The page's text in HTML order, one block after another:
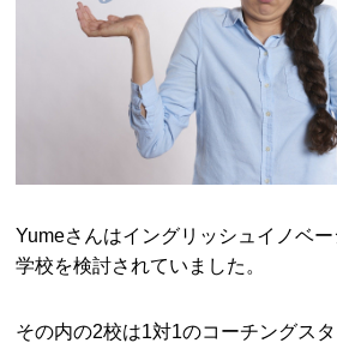
Yumeさんはイングリッシュイノベ
学校を検討されていました。
その内の2校は1対1のコーチングス